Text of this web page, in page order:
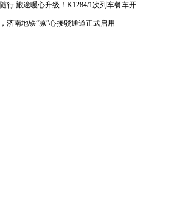
行 旅途暖心升级！K1284/1次列车餐车开
济南地铁“凉”心接驳通道正式启用